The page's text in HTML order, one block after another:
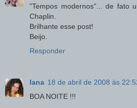
"Tempos modernos"... de fato
Chaplin.
Brilhante esse post!
Beijo.
Responder
Iana 18 de abril de 2008 às
BOA NOITE !!!